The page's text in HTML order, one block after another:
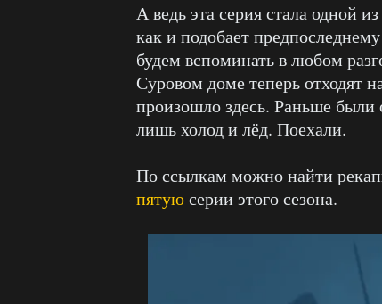
А ведь эта серия стала одной
как и подобает
будем вспоминать в любом
Суровом доме теперь отходят
произошло здесь. Раньше
лишь холод и лёд. Поехали.
По ссылкам можно найти
пятуюсерии этого сезона.